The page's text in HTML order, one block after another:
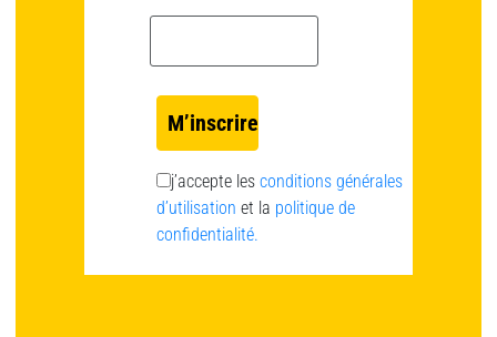
j’accepte les conditions générales
d’utilisation et la politique de
confidentialité.